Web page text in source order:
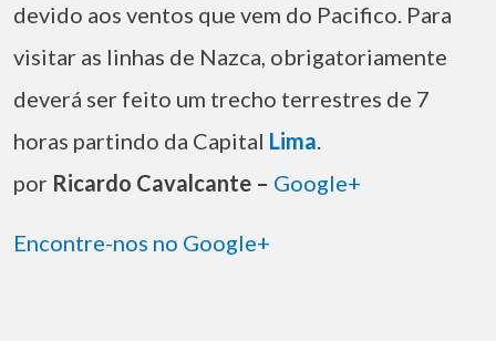
devido aos ventos que vem do Pacifico. Para
visitar as linhas de Nazca, obrigatoriamente
deverá ser feito um trecho terrestres de 7
horas partindo da Capital Lima.
por Ricardo Cavalcante – Google+
Encontre-nos no Google+